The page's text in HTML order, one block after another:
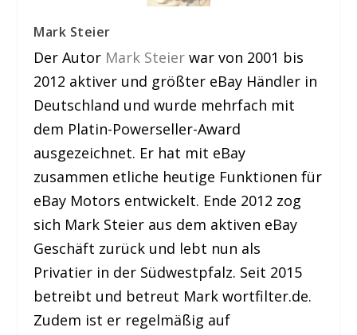
Mark Steier
Der Autor Mark Steier war von 2001 bis
2012 aktiver und größter eBay Händler in
Deutschland und wurde mehrfach mit
dem Platin-Powerseller-Award
ausgezeichnet. Er hat mit eBay
zusammen etliche heutige Funktionen für
eBay Motors entwickelt. Ende 2012 zog
sich Mark Steier aus dem aktiven eBay
Geschäft zurück und lebt nun als
Privatier in der Südwestpfalz. Seit 2015
betreibt und betreut Mark wortfilter.de.
Zudem ist er regelmäßig auf